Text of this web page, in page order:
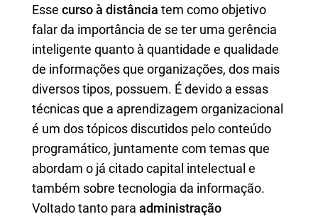
Esse curso à distância tem como objetivo
falar da importância de se ter uma gerência
inteligente quanto à quantidade e qualidade
de informações que organizações, dos mais
diversos tipos, possuem. É devido a essas
técnicas que a aprendizagem organizacional
é um dos tópicos discutidos pelo conteúdo
programático, juntamente com temas que
abordam o já citado capital intelectual e
também sobre tecnologia da informação.
Voltado tanto para administração